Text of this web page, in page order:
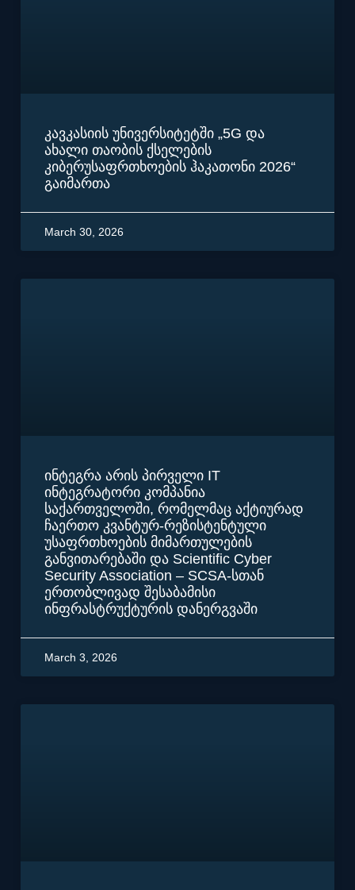
კავკასიის უნივერსიტეტში „5G და
ახალი თაობის ქსელების
კიბერუსაფრთხოების ჰაკათონი 2026“
გაიმართა
March 30, 2026
ინტეგრა არის პირველი IT
ინტეგრატორი კომპანია
საქართველოში, რომელმაც აქტიურად
ჩაერთო კვანტურ-რეზისტენტული
უსაფრთხოების მიმართულების
განვითარებაში და Scientific Cyber
Security Association – SCSA-სთან
ერთობლივად შესაბამისი
ინფრასტრუქტურის დანერგვაში
March 3, 2026